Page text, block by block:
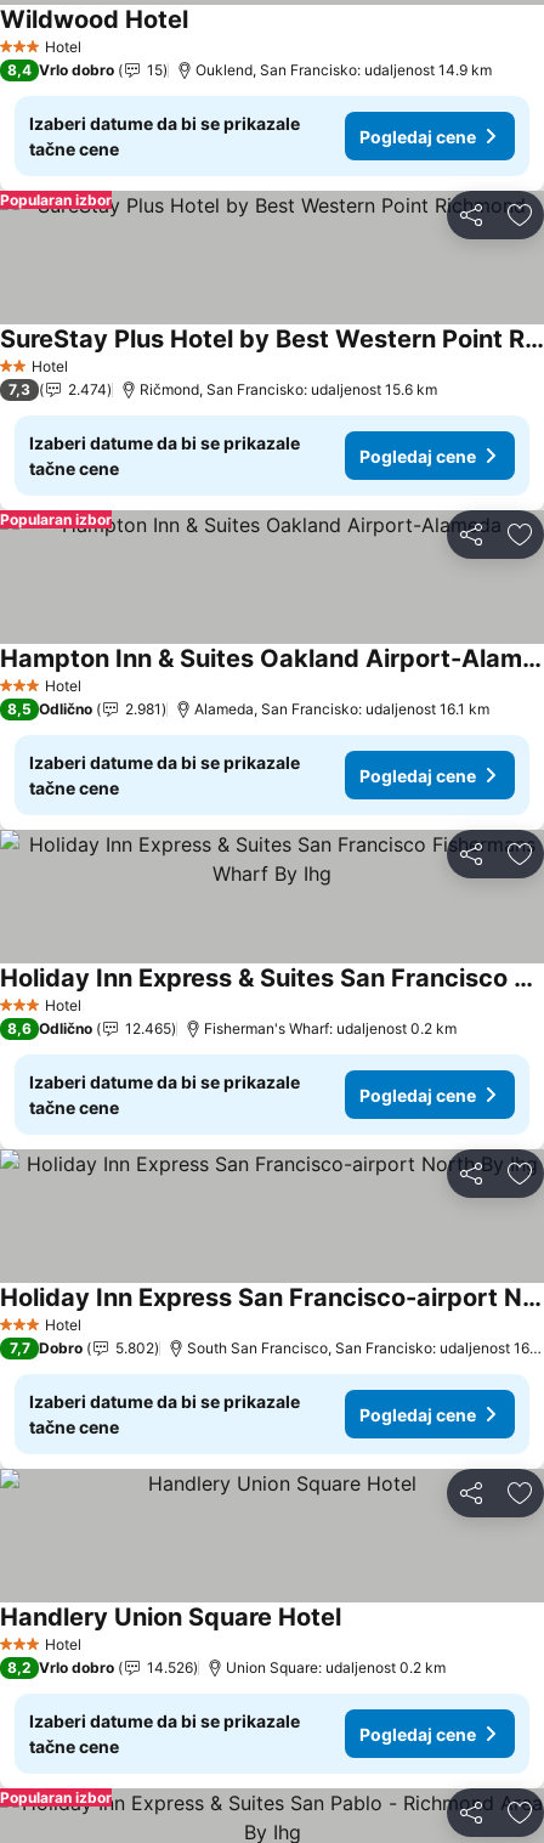
3 Zvezdice
Hotel
Wildwood HotelPogledaj cene
8,4 Vrlo dobro 15 Ouklend, San Francisko: udaljenost 14.9 km
Izaberi datume da bi se prikazale
tačne cene
Pogledaj cene
Deli
Popularan izbor
2 Zvezdice
Hotel
SureStay Plus Hotel by Best Western Point Richmond
Pogledaj cene
7,3 2.474 Ričmond, San Francisko: udaljenost 15.6 km
Izaberi datume da bi se prikazale
tačne cene
Pogledaj cene
Deli
Popularan izbor
3 Zvezdice
Hotel
Hampton Inn & Suites Oakland Airport-Alameda
Pogledaj cene
8,5 Odlično 2.981 Alameda, San Francisko: udaljenost 16.1 km
Izaberi datume da bi se prikazale
tačne cene
Pogledaj cene
Deli
3 Zvezdice
Hotel
Holiday Inn Express & Suites San Francisco Fishermans Wharf By Ihg
Pogledaj cene
8,6 Odlično 12.465 Fisherman's Wharf: udaljenost 0.2 km
Izaberi datume da bi se prikazale
tačne cene
Pogledaj cene
Deli
3 Zvezdice
Hotel
Holiday Inn Express San Francisco-airport North By Ihg
Pogledaj cene
7,7 Dobro 5.802 South San Francisco, San Francisko: udaljenost
Izaberi datume da bi se prikazale
tačne cene
Pogledaj cene
Deli
3 Zvezdice
Hotel
Handlery Union Square HotelPogledaj cene
8,2 Vrlo dobro 14.526 Union Square: udaljenost 0.2 km
Izaberi datume da bi se prikazale
tačne cene
Pogledaj cene
Deli
Popularan izbor